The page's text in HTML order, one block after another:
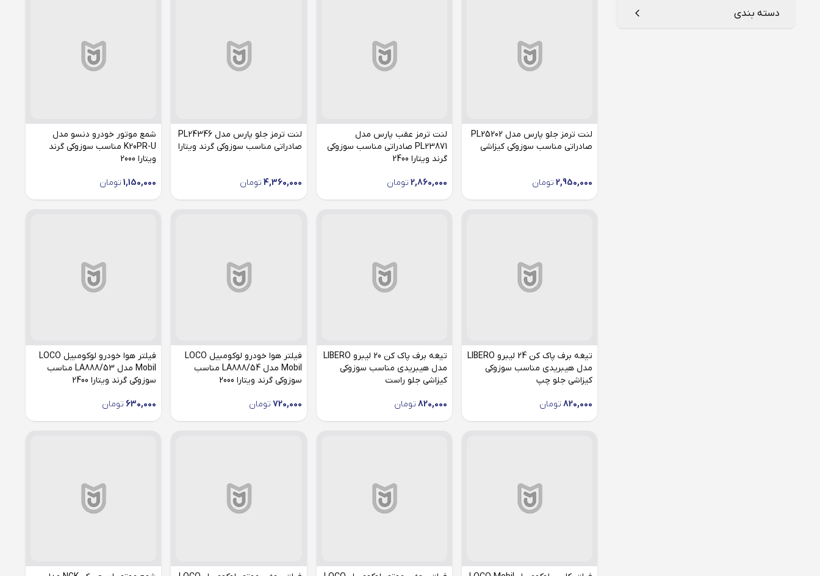
دسته بندی
لنت ترمز جلو پارس مدل PL25202
صادراتی مناسب سوزوکی کیزاشی
2,950,000 تومان
لنت ترمز عقب پارس مدل
PL23871 صادراتی مناسب سوزوکی
گرند ویتارا 2400
2,860,000 تومان
لنت ترمز جلو پارس مدل PL24346
صادراتی مناسب سوزوکی گرند ویتارا
4,360,000 تومان
شمع موتور خودرو دنسو مدل
K20PR-U مناسب سوزوکی گرند
ویتارا 2000
1,150,000 تومان
تیغه برف پاک کن 24 لیبرو LIBERO
مدل هیبریدی مناسب سوزوکی
کیزاشی جلو چپ
820,000 تومان
تیغه برف پاک کن 20 لیبرو LIBERO
مدل هیبریدی مناسب سوزوکی
کیزاشی جلو راست
820,000 تومان
فیلتر هوا خودرو لوکومبیل LOCO
Mobil مدل LA888/54 مناسب
سوزوکی گرند ویتارا 2000
720,000 تومان
فیلتر هوا خودرو لوکومبیل LOCO
Mobil مدل LA888/53 مناسب
سوزوکی گرند ویتارا 2400
630,000 تومان